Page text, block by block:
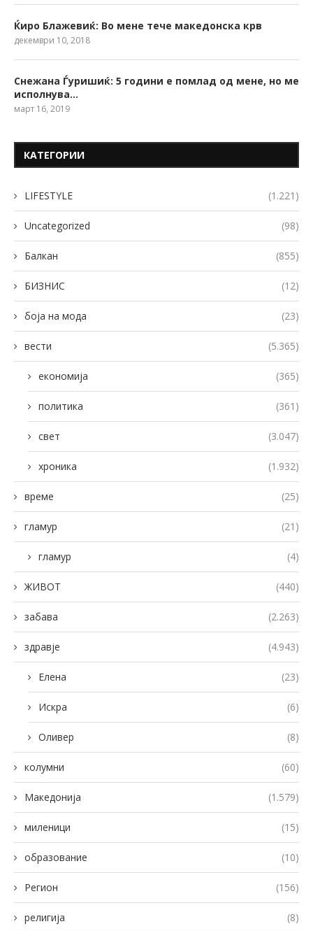
Ќиро Блажевиќ: Во мене тече македонска крв
декември 10, 2018
Снежана Ѓуришиќ: 5 години е помлад од мене, но ме
исполнува…
март 16, 2019
КАТЕГОРИИ
LIFESTYLE (1.221)
Uncategorized (98)
Балкан (855)
БИЗНИС (12)
боја на мода (23)
вести (5.365)
економија (365)
политика (361)
свет (3.047)
хроника (1.932)
време (25)
гламур (21)
гламур (4)
ЖИВОТ (440)
забава (2.263)
здравје (4.943)
Елена (23)
Искра (6)
Оливер (8)
колумни (60)
Македонија (1.579)
миленици (15)
образование (10)
Регион (156)
религија (8)